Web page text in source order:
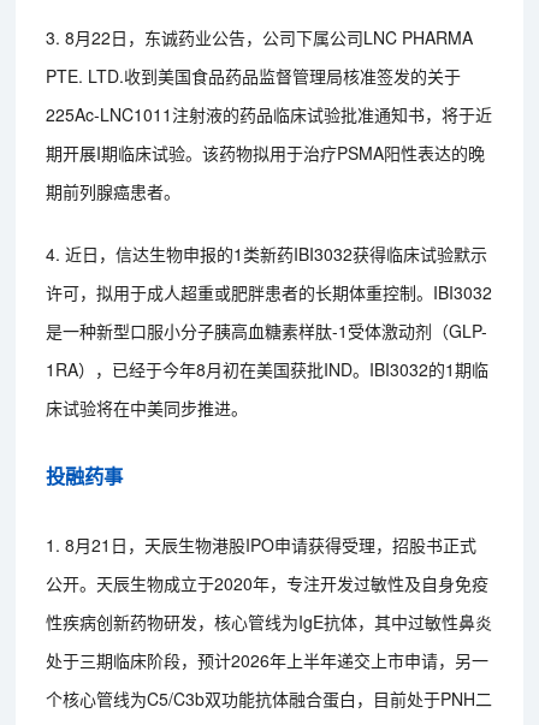
3. 8月22日，东诚药业公告，公司下属公司LNC PHARMA
PTE. LTD.收到美国食品药品监督管理局核准签发的关于
225Ac-LNC1011注射液的药品临床试验批准通知书，将于近
期开展I期临床试验。该药物拟用于治疗PSMA阳性表达的晚
期前列腺癌患者。
4. 近日，信达生物申报的1类新药IBI3032获得临床试验默示
许可，拟用于成人超重或肥胖患者的长期体重控制。IBI3032
是一种新型口服小分子胰高血糖素样肽-1受体激动剂（GLP-
1RA），已经于今年8月初在美国获批IND。IBI3032的1期临
床试验将在中美同步推进。
投融药事
1. 8月21日，天辰生物港股IPO申请获得受理，招股书正式
公开。天辰生物成立于2020年，专注开发过敏性及自身免疫
性疾病创新药物研发，核心管线为IgE抗体，其中过敏性鼻炎
处于三期临床阶段，预计2026年上半年递交上市申请，另一
个核心管线为C5/C3b双功能抗体融合蛋白，目前处于PNH二